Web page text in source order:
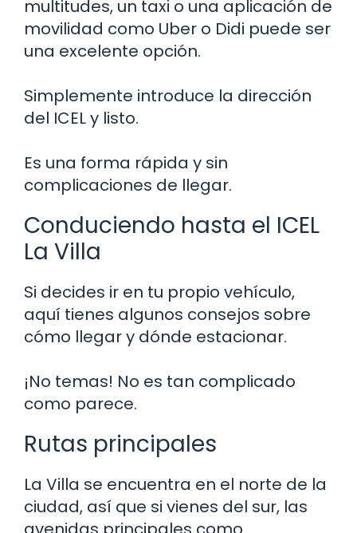
multitudes, un taxi o una aplicación de
movilidad como Uber o Didi puede ser
una excelente opción.
Simplemente introduce la dirección
del ICEL y listo.
Es una forma rápida y sin
complicaciones de llegar.
Conduciendo hasta el ICEL
La Villa
Si decides ir en tu propio vehículo,
aquí tienes algunos consejos sobre
cómo llegar y dónde estacionar.
¡No temas! No es tan complicado
como parece.
Rutas principales
La Villa se encuentra en el norte de la
ciudad, así que si vienes del sur, las